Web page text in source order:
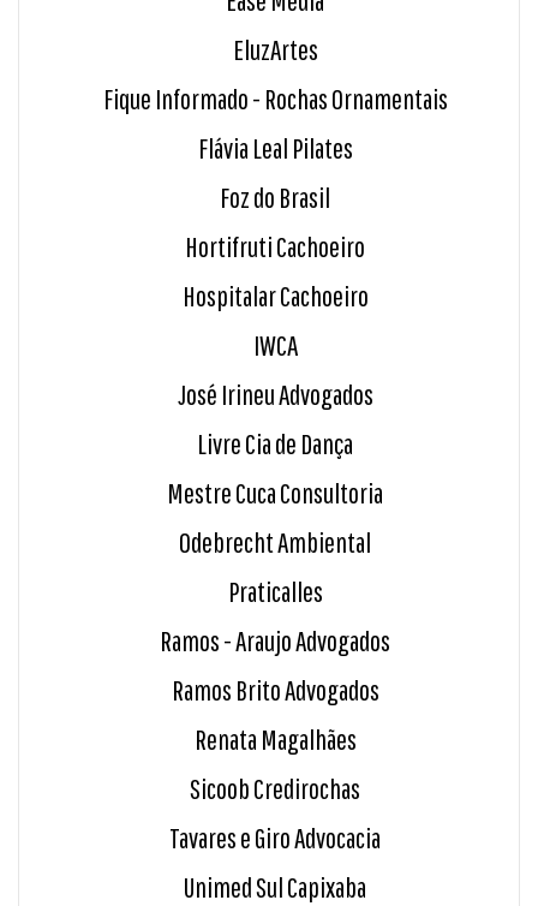
EluzArtes
Fique Informado - Rochas Ornamentais
Flávia Leal Pilates
Foz do Brasil
Hortifruti Cachoeiro
Hospitalar Cachoeiro
IWCA
José Irineu Advogados
Livre Cia de Dança
Mestre Cuca Consultoria
Odebrecht Ambiental
Praticalles
Ramos - Araujo Advogados
Ramos Brito Advogados
Renata Magalhães
Sicoob Credirochas
Tavares e Giro Advocacia
Unimed Sul Capixaba